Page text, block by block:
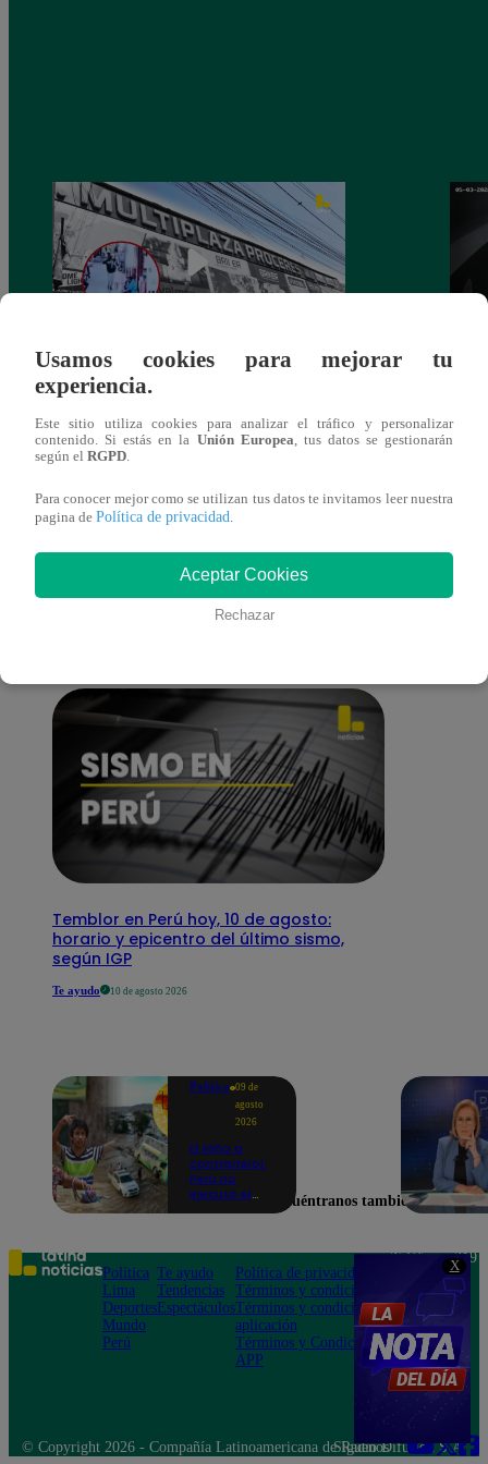
X
Asesinan a comerciante ferretero dentro de
También te puede
interesar
Temblor en Perú hoy, 10 de agosto:
horario y epicentro del último sismo,
según IGP
Te ayudo 10 de agosto 2026
Política 09 de
agosto
2026
El Niño a
contrarreloj:
Perú no
ejecutó el
inundaciones
en puntos
críticos de
ríos
Usamos cookies para mejorar tu
experiencia.
Este sitio utiliza cookies para analizar el tráfico y personalizar
contenido. Si estás en la Unión Europea, tus datos se gestionarán
según el RGPD.
Para conocer mejor como se utilizan tus datos te invitamos leer nuestra
pagina de Política de privacidad.
Aceptar Cookies
Rechazar
Encuéntranos también en
Política
Lima
Deportes
Mundo
Perú
Te ayudo
Tendencias
Espectáculos
Política de privacidad
Términos y condiciones
Términos y condiciones
aplicación
Términos y Condiciones
APP
Teléfono: 219
Av. San
Felipe 968
Jesús María
© Copyright 2026 - Compañía Latinoamericana de Radio Difusión S.A.
Síguenos